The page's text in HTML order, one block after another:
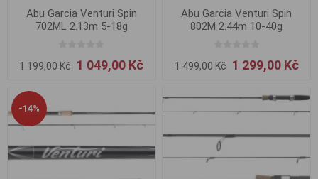
Abu Garcia Venturi Spin
702ML 2.13m 5-18g
1 199,00 Kč 1 049,00 Kč
Abu Garcia Venturi Spin
802M 2.44m 10-40g
1 499,00 Kč 1 299,00 Kč
-14%